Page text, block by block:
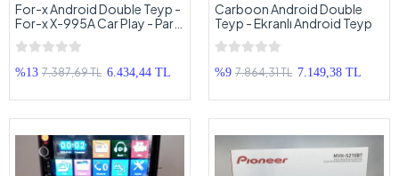
For-x Android Double Teyp -
For-x X-995A Car Play - Park
Kamerası Hediyeli
%13 7.387,69 TL 6.434,44 TL
Carboon Android Double
Teyp - Ekranlı Android Teyp
%9 7.864,31 TL 7.149,38 TL